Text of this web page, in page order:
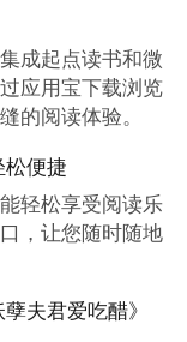
成起点读书和微
应用宝下载浏览
的阅读体验。
便捷
轻松享受阅读乐
，让您随时随地
夫君爱吃醋》